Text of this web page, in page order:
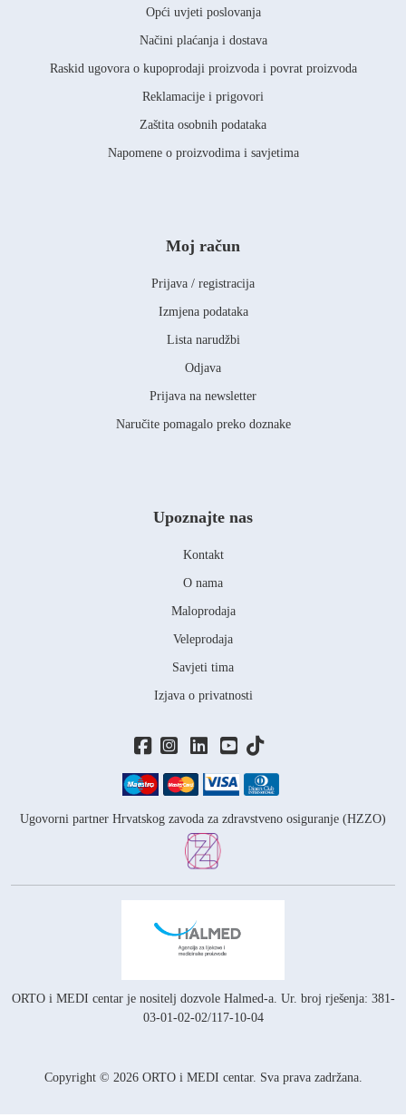
Opći uvjeti poslovanja
Načini plaćanja i dostava
Raskid ugovora o kupoprodaji proizvoda i povrat proizvoda
Reklamacije i prigovori
Zaštita osobnih podataka
Napomene o proizvodima i savjetima
Moj račun
Prijava / registracija
Izmjena podataka
Lista narudžbi
Odjava
Prijava na newsletter
Naručite pomagalo preko doznake
Copyright © 2026 ORTO i MEDI centar. Sva prava zadržana.
Ugovorni partner Hrvatskog zavoda za zdravstveno osiguranje (HZZO)
ORTO i MEDI centar je nositelj dozvole Halmed-a. Ur. broj rješenja: 381-
03-01-02-02/117-10-04
Upoznajte nas
Kontakt
O nama
Maloprodaja
Veleprodaja
Savjeti tima
Izjava o privatnosti